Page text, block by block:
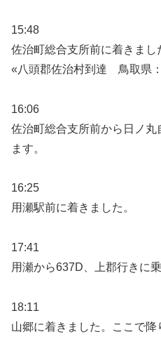
15:48
佐治町総合支所前に着きまし
«八頭郡佐治村到達 鳥取県
16:06
佐治町総合支所前から日ノ丸
ます。
16:25
用瀬駅前に着きました。
17:41
用瀬から637D、上郡行きに乗
18:11
山郷に着きました。ここで降